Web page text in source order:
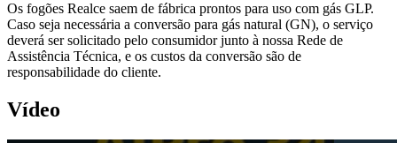
Os fogões Realce saem de fábrica prontos para uso com gás GLP.
Caso seja necessária a conversão para gás natural (GN), o serviço
deverá ser solicitado pelo consumidor junto à nossa Rede de
Assistência Técnica, e os custos da conversão são de
responsabilidade do cliente.
Vídeo